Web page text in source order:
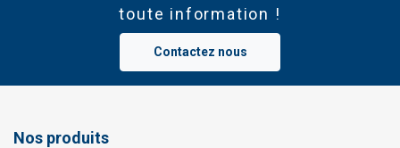
toute information !
Contactez nous
Nos produits